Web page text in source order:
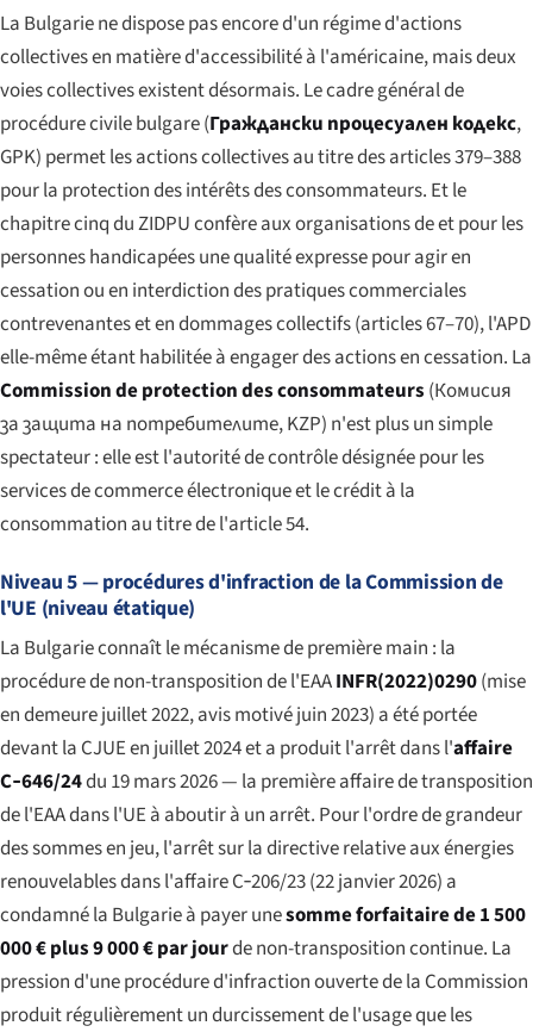
La Bulgarie ne dispose pas encore d'un régime d'actions
collectives en matière d'accessibilité à l'américaine, mais deux
voies collectives existent désormais. Le cadre général de
procédure civile bulgare (Граждански процесуален кодекс,
GPK) permet les actions collectives au titre des articles 379–388
pour la protection des intérêts des consommateurs. Et le
chapitre cinq du ZIDPU confère aux organisations de et pour les
personnes handicapées une qualité expresse pour agir en
cessation ou en interdiction des pratiques commerciales
contrevenantes et en dommages collectifs (articles 67–70), l'APD
elle-même étant habilitée à engager des actions en cessation. La
Commission de protection des consommateurs (Комисия
за защита на потребителите, KZP) n'est plus un simple
spectateur : elle est l'autorité de contrôle désignée pour les
services de commerce électronique et le crédit à la
consommation au titre de l'article 54.
Niveau 5 — procédures d'infraction de la Commission de
l'UE (niveau étatique)
La Bulgarie connaît le mécanisme de première main : la
procédure de non-transposition de l'EAAINFR(2022)0290(mise
en demeure juillet 2022, avis motivé juin 2023) a été portée
devant la CJUE en juillet 2024 et a produit l'arrêt dans l'affaire
C‑646/24du 19 mars 2026 — la première affaire de transposition
de l'EAA dans l'UE à aboutir à un arrêt. Pour l'ordre de grandeur
des sommes en jeu, l'arrêt sur la directive relative aux énergies
renouvelables dans l'affaire C‑206/23 (22 janvier 2026) a
condamné la Bulgarie à payer unesomme forfaitaire de 1 500
000 € plus 9 000 € par jourde non-transposition continue. La
pression d'une procédure d'infraction ouverte de la Commission
produit régulièrement un durcissement de l'usage que les